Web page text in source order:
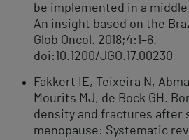
be implemented in a
An insight based on the
Glob Oncol. 2018;4:1–6.
doi:10.1200/JGO.17.00230
Fakkert IE, Teixeira N,
Mourits MJ, de Bock GH.
density and fractures after
menopause: Systematic